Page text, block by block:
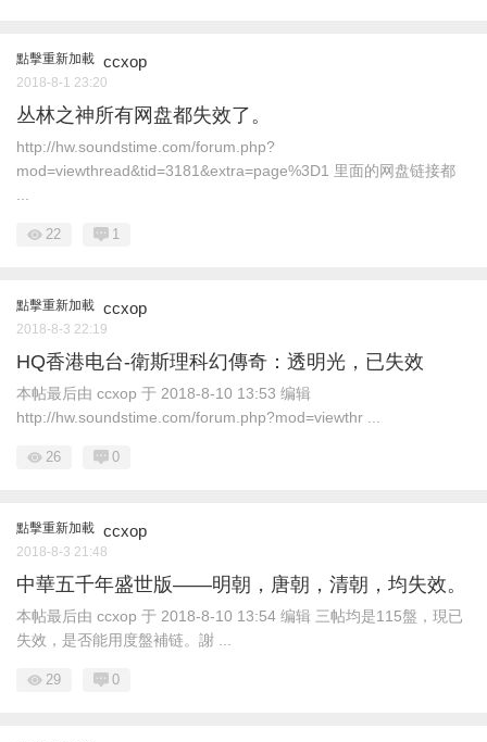
點擊重新加載 ccxop
2018-8-1 23:20
丛林之神所有网盘都失效了。
http://hw.soundstime.com/forum.php?
mod=viewthread&tid=3181&extra=page%3D1 里面的网盘链接都
22 1
點擊重新加載 ccxop
2018-8-3 22:19
HQ香港电台-衛斯理科幻傳奇：透明光，已失效
本帖最后由 ccxop 于 2018-8-10 13:53 编辑
http://hw.soundstime.com/forum.php?mod=viewthr ...
26 0
點擊重新加載 ccxop
2018-8-3 21:48
中華五千年盛世版——明朝，唐朝，清朝，均失效。
本帖最后由 ccxop 于 2018-8-10 13:54 编辑 三帖均是115盤，現已
失效，是否能用度盤補链。謝 ...
29 0